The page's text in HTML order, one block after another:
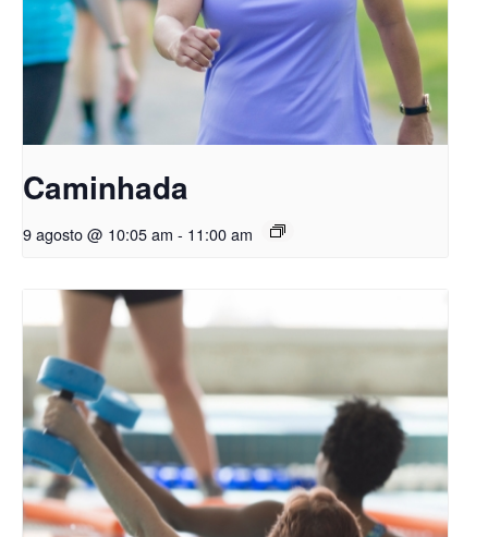
Caminhada
9 agosto @ 10:05 am - 11:00 am